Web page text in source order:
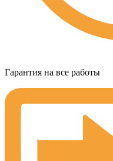
Гарантия на все работы